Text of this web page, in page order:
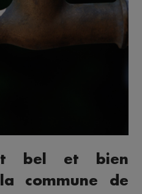
bel et bien
commune de